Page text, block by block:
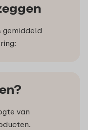
gemiddeld
van